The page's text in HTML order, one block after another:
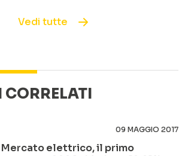
Vedi tutte
09 MAGGIO 2017
Mercato elettrico, il primo